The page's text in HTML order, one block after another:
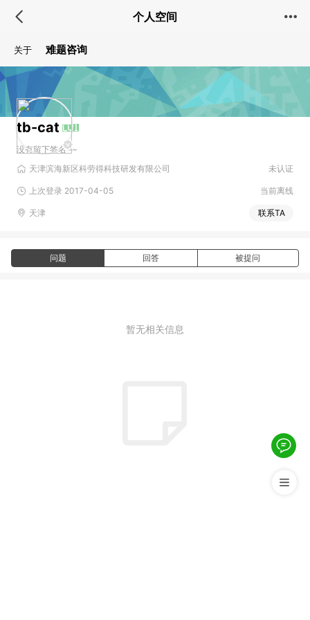
个人空间
tb-cat
没有留下签名~~
天津滨海新区科劳得科技研发有限公司
未认证
上次登录 2017-04-05 当前离线
天津 联系TA
关于 难题咨询
问题 回答 被提问
暂无相关信息